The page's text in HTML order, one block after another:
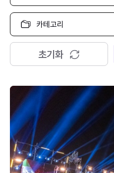
선
택
카
고
리
택
초기화